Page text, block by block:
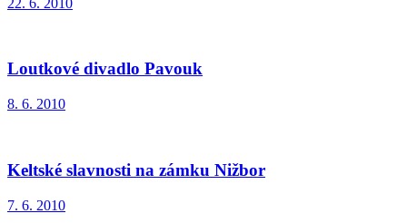
Loutkové divadlo Pavouk
8. 6. 2010
Keltské slavnosti na zámku Nižbor
7. 6. 2010